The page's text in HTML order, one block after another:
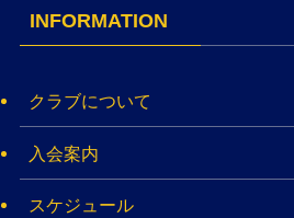
INFORMATION
クラブについて
入会案内
スケジュール